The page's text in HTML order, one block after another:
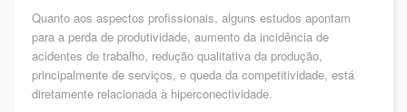
Quanto aos aspectos profissionais, alguns estudos apontam
para a perda de produtividade, aumento da incidência de
acidentes de trabalho, redução qualitativa da produção,
principalmente de serviços, e queda da competitividade, está
diretamente relacionada à hiperconectividade.